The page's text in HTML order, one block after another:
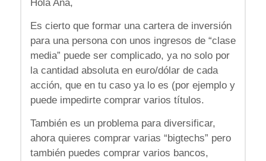
Hola Ana,
Es cierto que formar una cartera de inversión
para una persona con unos ingresos de “clase
media” puede ser complicado, ya no solo por
la cantidad absoluta en euro/dólar de cada
acción, que en tu caso ya lo es (por ejemplo y
puede impedirte comprar varios títulos.
También es un problema para diversificar,
ahora quieres comprar varias “bigtechs” pero
también puedes comprar varios bancos,